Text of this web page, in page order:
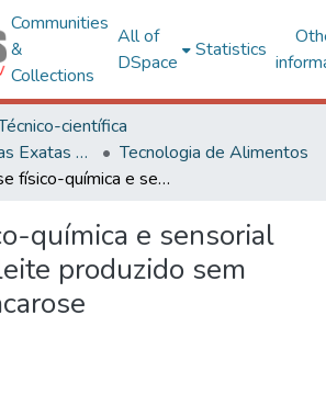
Communities
&
Collections
All of
DSpace
Statistics
científica
Centro de Ciências Exatas e Tecnológicas
Tecnologia de Alimentos
Análise físico-química e sensorial de doce de leite produzido sem adição de sacarose
química e sensorial
produzido sem